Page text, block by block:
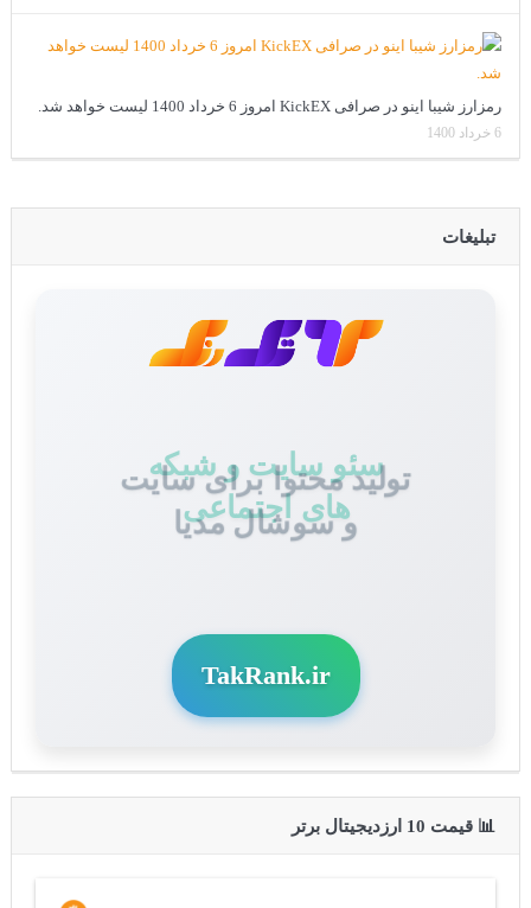
رمزارز شیبا اینو در صرافی KickEX امروز 6 خرداد 1400 لیست خواهد شد.
6 خرداد 1400
تبلیغات
تولید محتوا برای سایت
و سوشال مدیا
TakRank.ir
📊 قیمت 10 ارزدیجیتال برتر